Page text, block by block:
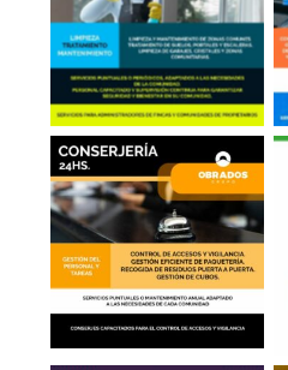
Comunidades
Conserjería